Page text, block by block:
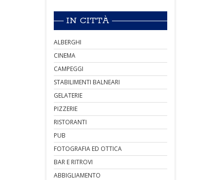
IN CITTÀ
ALBERGHI
CINEMA
CAMPEGGI
STABILIMENTI BALNEARI
GELATERIE
PIZZERIE
RISTORANTI
PUB
FOTOGRAFIA ED OTTICA
BAR E RITROVI
ABBIGLIAMENTO